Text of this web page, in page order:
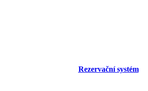
Rezervační systém